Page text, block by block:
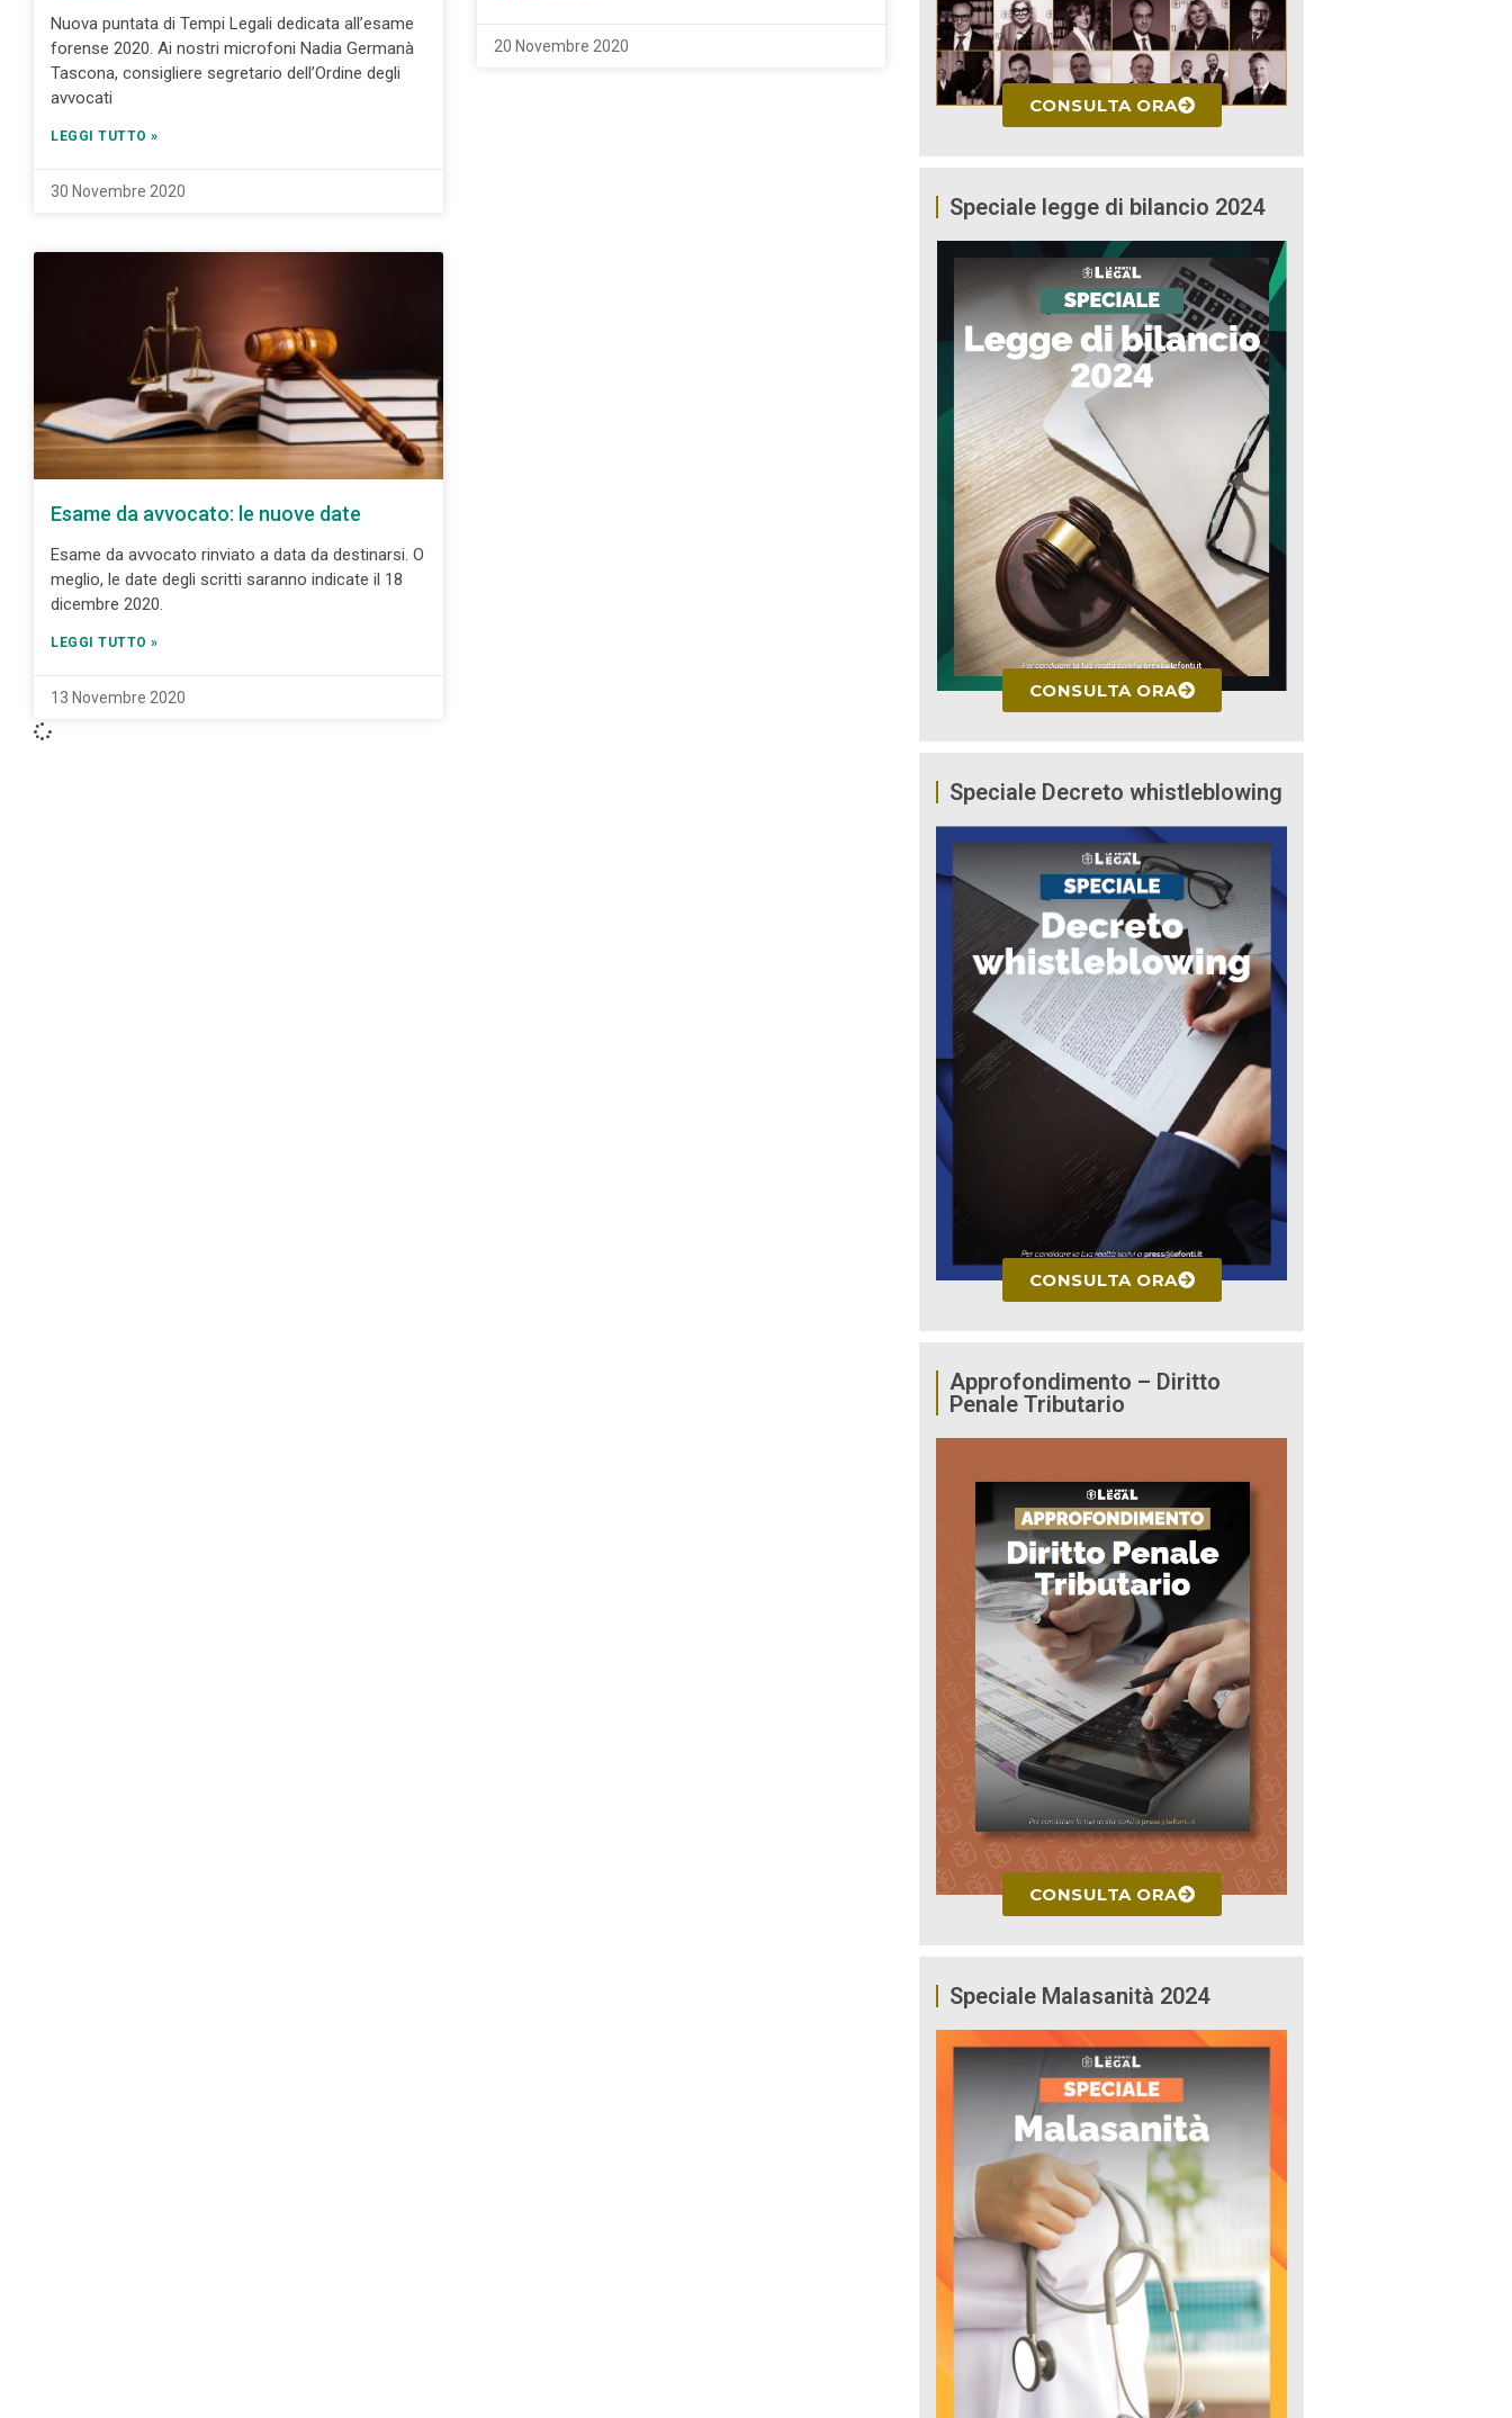
Nuova puntata di Tempi Legali dedicata all’esame
forense 2020. Ai nostri microfoni Nadia Germanà
Tascona, consigliere segretario dell’Ordine degli
avvocati
LEGGI TUTTO »
30 Novembre 2020
20 Novembre 2020
Esame da avvocato: le nuove date
Esame da avvocato rinviato a data da destinarsi. O
meglio, le date degli scritti saranno indicate il 18
dicembre 2020.
LEGGI TUTTO »
13 Novembre 2020
CONSULTA ORA
Speciale legge di bilancio 2024
CONSULTA ORA
Speciale Decreto whistleblowing
CONSULTA ORA
Approfondimento – Diritto
Penale Tributario
CONSULTA ORA
Speciale Malasanità 2024